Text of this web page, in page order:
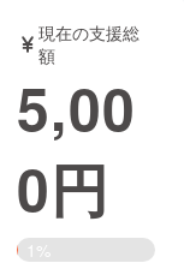
書籍・雑誌
チャレンジ
現在の支援総
額
5,00
0円
1%